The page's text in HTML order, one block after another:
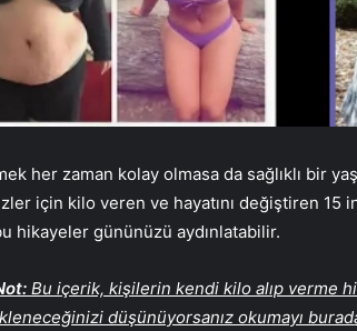
her zaman kolay olmasa da sağlıklı bir
için kilo veren ve hayatını değiştiren 15
hikayeler gününüzü aydınlatabilir.
Bu içerik, kişilerin kendi kilo alıp verme
düşünüyorsanız okumayı